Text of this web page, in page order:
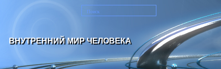
ВНУТРЕННИЙ МИР ЧЕЛОВЕКА